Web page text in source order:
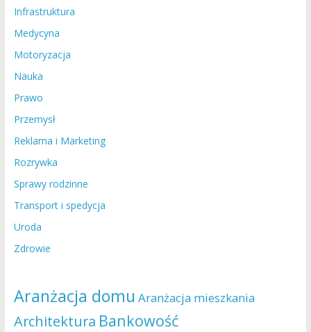
Infrastruktura
Medycyna
Motoryzacja
Nauka
Prawo
Przemysł
Reklama i Marketing
Rozrywka
Sprawy rodzinne
Transport i spedycja
Uroda
Zdrowie
Aranżacja domu Aranżacja mieszkania
Architektura Bankowość